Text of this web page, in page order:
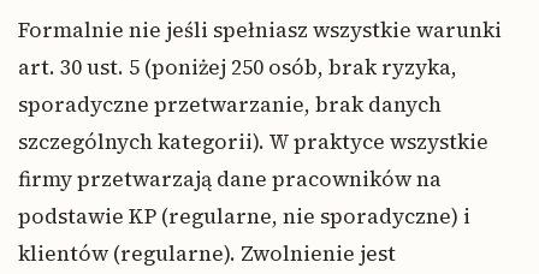
Formalnie nie jeśli spełniasz wszystkie warunki
art. 30 ust. 5 (poniżej 250 osób, brak ryzyka,
sporadyczne przetwarzanie, brak danych
szczególnych kategorii). W praktyce wszystkie
firmy przetwarzają dane pracowników na
podstawie KP (regularne, nie sporadyczne) i
klientów (regularne). Zwolnienie jest